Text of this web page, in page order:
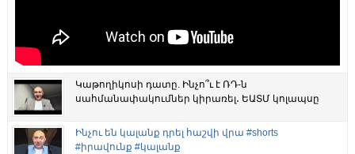
Կաթողիկոսի դատը. Ինչո՞ւ է ՌԴ-ն
սահմանափակումներ կիրառել․ ԵԱՏՄ կոլապսը
Ինչու են կալանք դրել հաշվի վրա #shorts
#իրավունք #կալանք